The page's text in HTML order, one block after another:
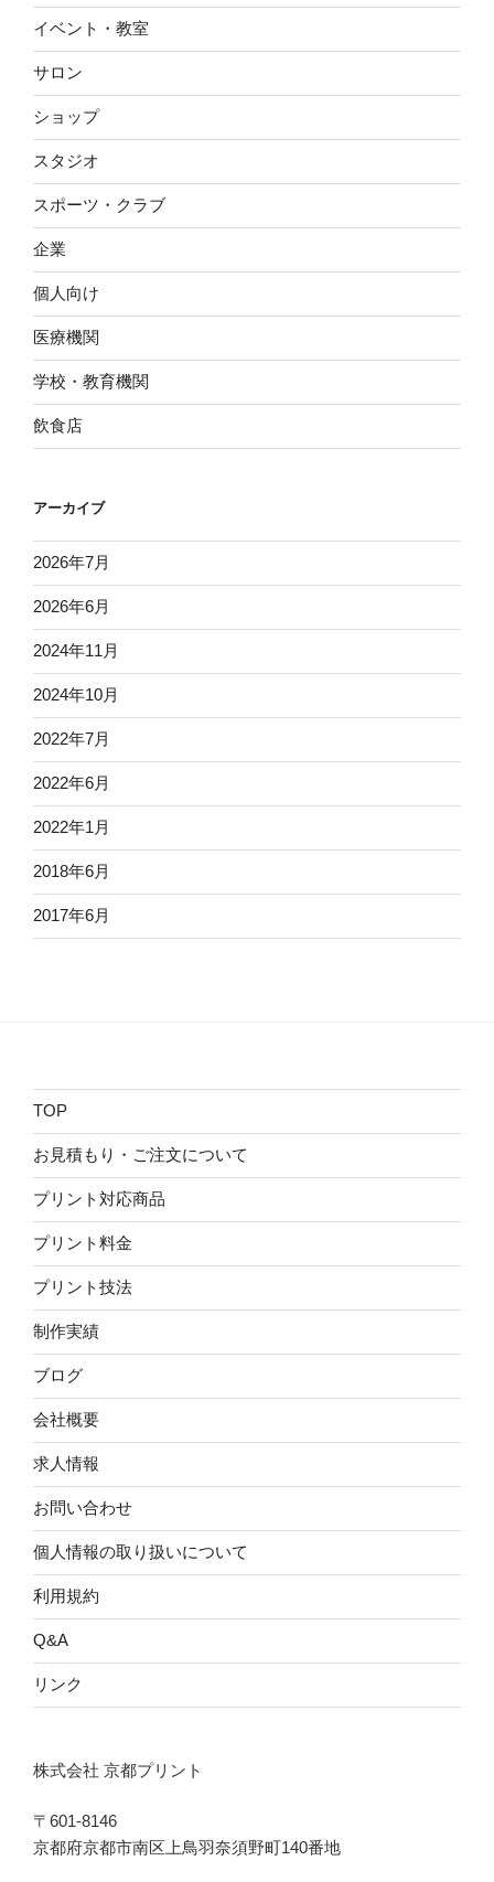
イベント・教室
サロン
ショップ
スタジオ
スポーツ・クラブ
企業
個人向け
医療機関
学校・教育機関
飲食店
アーカイブ
2026年7月
2026年6月
2024年11月
2024年10月
2022年7月
2022年6月
2022年1月
2018年6月
2017年6月
TOP
お見積もり・ご注文について
プリント対応商品
プリント料金
プリント技法
制作実績
ブログ
会社概要
求人情報
お問い合わせ
個人情報の取り扱いについて
利用規約
Q&A
リンク
株式会社 京都プリント
〒601-8146
京都府京都市南区上鳥羽奈須野町140番地